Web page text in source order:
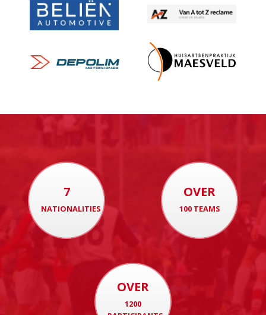
7
NATIONALITIES
OVER
100 TEAMS
OVER
1200